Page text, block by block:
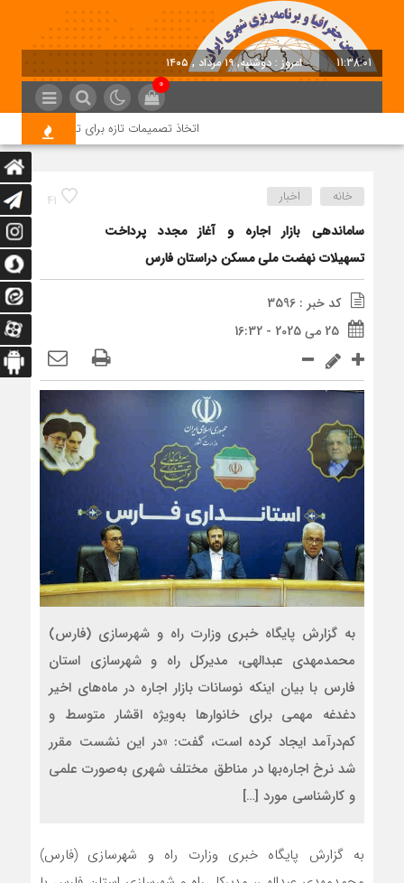
11:38:02 امروز : دوشنبه, ۱۹ مرداد , ۱۴۰۵
0
اتخاذ تصمیمات تازه برای تسریع در روند
41 خانه اخبار
ساماندهی بازار اجاره و آغاز مجدد پرداخت
تسهیلات نهضت ملی مسکن دراستان فارس
کد خبر : 3596
25 می 2025 - 16:32
به گزارش پایگاه خبری وزارت راه و شهرسازی (فارس)
محمدمهدی عبدالهی، مدیرکل راه و شهرسازی استان
فارس با بیان اینکه نوسانات بازار اجاره در ماه‌های اخیر
دغدغه مهمی برای خانوارها به‌ویژه اقشار متوسط و
کم‌درآمد ایجاد کرده است، گفت: «در این نشست مقرر
شد نرخ اجاره‌بها در مناطق مختلف شهری به‌صورت علمی
و کارشناسی مورد […]
به گزارش پایگاه خبری وزارت راه و شهرسازی (فارس)